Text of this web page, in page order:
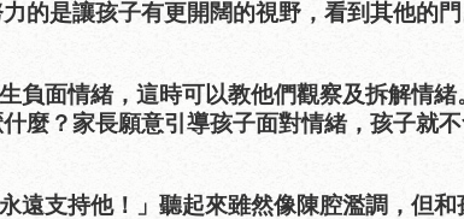
的是讓孩子有更開闊的視野，看到其他的門
負面情緒，這時可以教他們觀察及拆解情
麼？家長願意引導孩子面對情緒，孩子就不
遠支持他！」聽起來雖然像陳腔濫調，但